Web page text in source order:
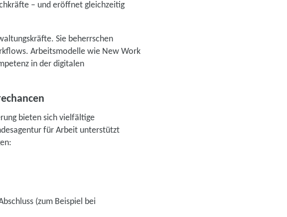
– und eröffnet gleichzeitig
Sie beherrschen
Arbeitsmodelle wie New Work
in der digitalen
bieten sich vielfältige
für Arbeit unterstützt
(zum Beispiel bei